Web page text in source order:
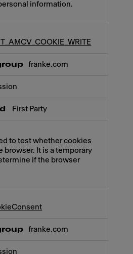
information.
franke.com
First Party
to test whether cookies
browser. It is a temporary
if the browser
franke.com